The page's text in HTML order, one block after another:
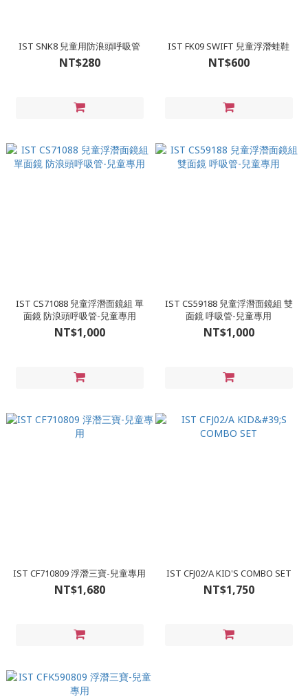
IST SNK8 兒童用防浪頭呼吸管
NT$280
IST FK09 SWIFT 兒童浮潛蛙鞋
NT$600
IST CS71088 兒童浮潛面鏡組 單
面鏡 防浪頭呼吸管-兒童專用
NT$1,000
IST CS59188 兒童浮潛面鏡組 雙
面鏡 呼吸管-兒童專用
NT$1,000
IST CF710809 浮潛三寶-兒童專用
NT$1,680
IST CFJ02/A KID'S COMBO SET
NT$1,750